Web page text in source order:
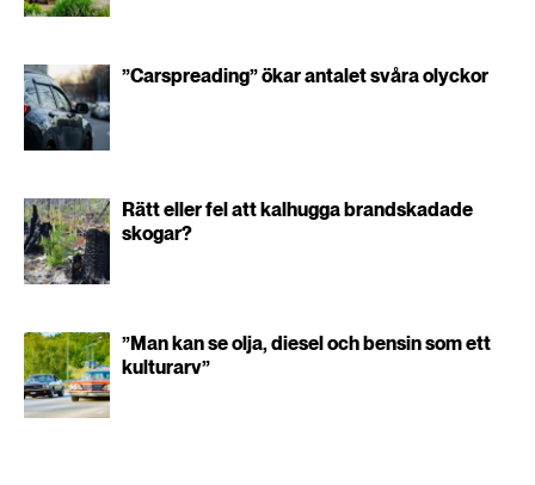
”Carspreading” ökar antalet svåra olyckor
Rätt eller fel att kalhugga brandskadade
skogar?
”Man kan se olja, diesel och bensin som ett
kulturarv”